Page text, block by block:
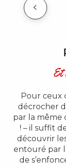
Et
Pour ceux
décrocher
par la même
! – il suffit
découvrir
entouré par
de